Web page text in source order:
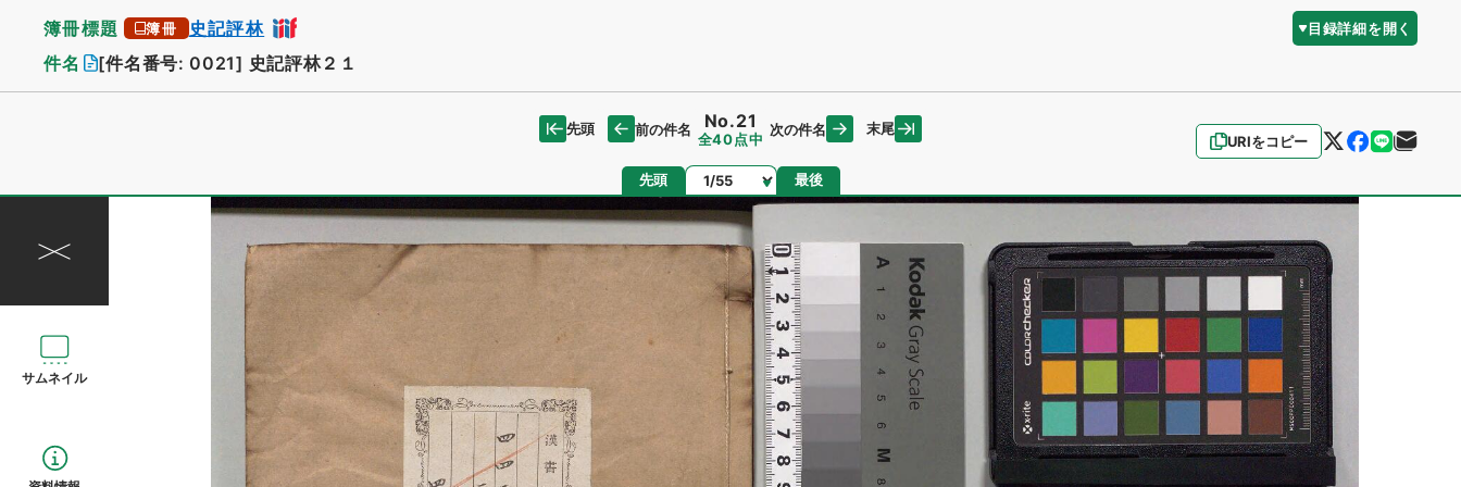
簿冊標題 簿冊 史記評林 目録詳細を開く
件名 [件名番号: 0021] 史記評林２１
URIをコピー
先頭 前の件名 No.21
全40点中
次の件名 末尾
先頭 ページ 最後
サムネイル